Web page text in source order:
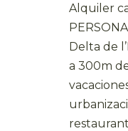
Alquiler
Delta de
a 300m